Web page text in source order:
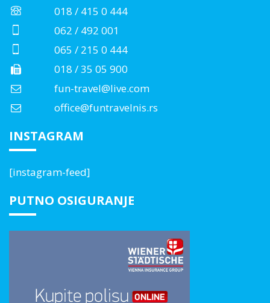
018 / 415 0 444
062 / 492 001
065 / 215 0 444
018 / 35 05 900
fun-travel@live.com
office@funtravelnis.rs
INSTAGRAM
[instagram-feed]
PUTNO OSIGURANJE